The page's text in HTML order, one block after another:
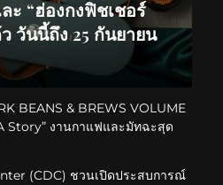
ะ “ฮ่องกงฟิชเชอร์
วันนี้ถึง 25 กันยายน
BEANS & BREWS VOLUME
Story” งานกาแฟและมัทฉะสุด
(CDC) ชวนเปิดประสบการณ์